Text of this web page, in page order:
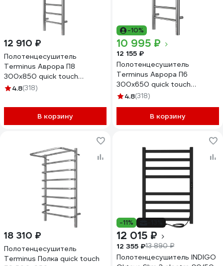
12 910 ₽
Полотенцесушитель
Terminus Аврора П8
300x850 quick touch
4670078541833
4.8(318)
В корзину
-10%
10 995 ₽
12 155 ₽
Полотенцесушитель
Terminus Аврора П6
300x650 quick touch
4670078541826
4.8(318)
В корзину
18 310 ₽
Полотенцесушитель
Terminus Полка quick touch
-11%
12 015 ₽
12 355 ₽13 890 ₽
Полотенцесушитель INDIGO